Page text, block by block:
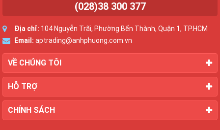
(028)38 300 377
Địa chỉ: 104 Nguyễn Trãi, Phường Bến Thành, Quận 1, TP.HCM
Email: aptrading@anhphuong.com.vn
VỀ CHÚNG TÔI
HỖ TRỢ
CHÍNH SÁCH